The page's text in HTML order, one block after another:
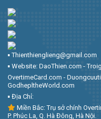
▪︎ Thienthienglieng@gmail.com
▪︎ Website: DaoThien.com -
OvertimeCard.com -
GodhepltheWorld.com
▪︎ Địa Chỉ:
Miền Bắc: Trụ sở chính
P. Phúc La, Q. Hà Đông, Hà Nội.